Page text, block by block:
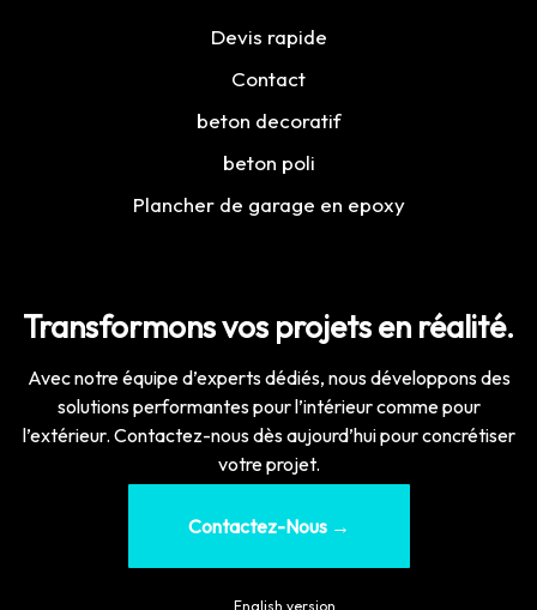
Devis rapide
Contact
beton decoratif
beton poli
Plancher de garage en epoxy
Transformons vos projets en réalité.
Avec notre équipe d’experts dédiés, nous développons des
solutions performantes pour l’intérieur comme pour
l’extérieur. Contactez-nous dès aujourd’hui pour concrétiser
votre projet.
Contactez-Nous →
English version